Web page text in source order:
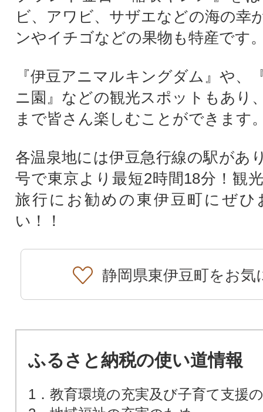
ビ、アワビ、サザエなどの海の幸
ンやイチゴなどの果物も特産です
『伊豆アニマルキングダム』や、
ニ園』などの観光スポットもあり
まで皆さん楽しむことができます
各温泉地には伊豆急行線の駅があ
号で東京より最短2時間18分！観
旅行にお勧めの東伊豆町にぜひ
い！！
静岡県東伊豆町をお気
ふるさと納税の使い道情報
1．教育環境の充実及び子育て支援